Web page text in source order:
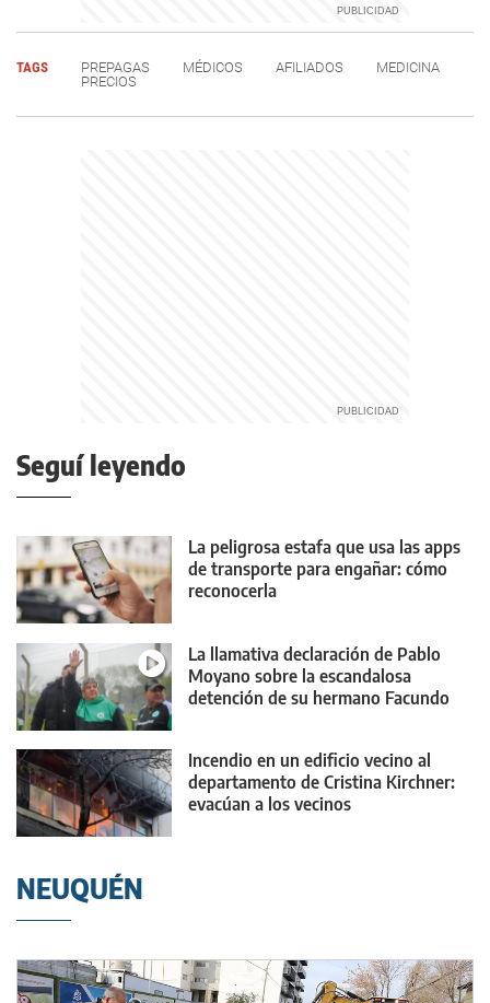
TAGS PREPAGAS MÉDICOS AFILIADOS
MEDICINA
PRECIOS
Seguí leyendo
La peligrosa estafa que usa las apps
de transporte para engañar: cómo
reconocerla
La llamativa declaración de Pablo
Moyano sobre la escandalosa
detención de su hermano Facundo
Incendio en un edificio vecino al
departamento de Cristina Kirchner:
evacúan a los vecinos
NEUQUÉN